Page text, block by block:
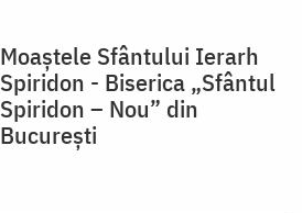
Moaștele Sfântului Ierarh
Spiridon - Biserica „Sfântul
Spiridon – Nou” din
București